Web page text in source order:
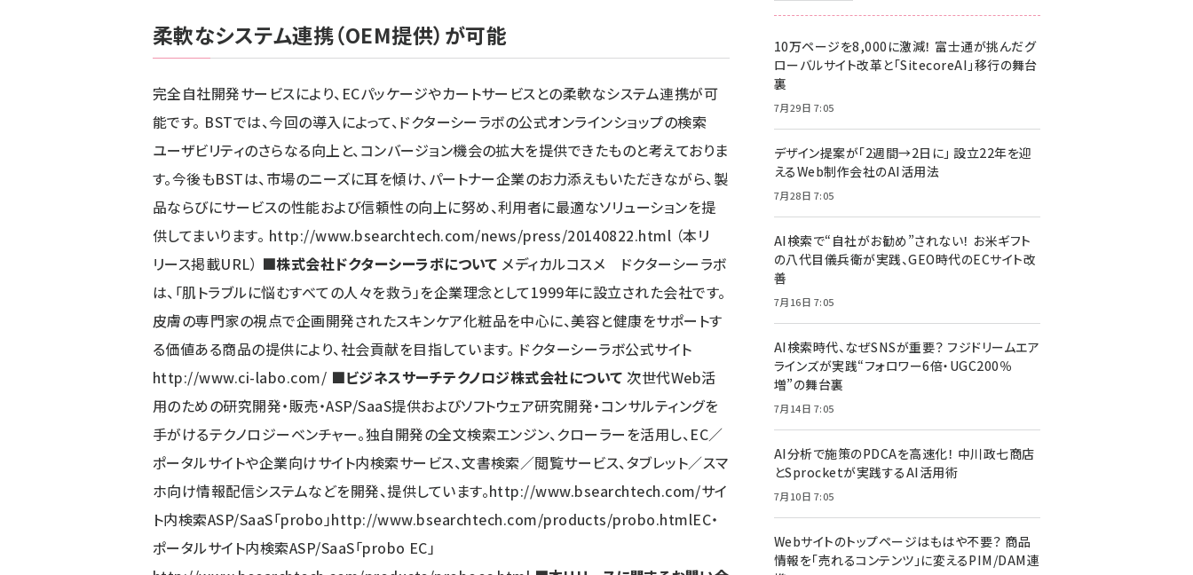
柔軟なシステム連携（OEM提供）が可能
完全自社開発サービスにより、ECパッケージやカートサービスとの柔軟なシステム連携が可
能です。 BSTでは、今回の導入によって、ドクターシーラボの公式オンラインショップの検索
ユーザビリティのさらなる向上と、コンバージョン機会の拡大を提供できたものと考えておりま
す。今後もBSTは、市場のニーズに耳を傾け、パートナー企業のお力添えもいただきながら、製
品ならびにサービスの性能および信頼性の向上に努め、利用者に最適なソリューションを提
供してまいります。 http://www.bsearchtech.com/news/press/20140822.html （本リ
リース掲載URL） ■株式会社ドクターシーラボについて メディカルコスメ ドクターシーラボ
は、「肌トラブルに悩むすべての人々を救う」を企業理念として1999年に設立された会社です。
皮膚の専門家の視点で企画開発されたスキンケア化粧品を中心に、美容と健康をサポートす
る価値ある商品の提供により、社会貢献を目指しています。 ドクターシーラボ公式サイト
http://www.ci-labo.com/ ■ビジネスサーチテクノロジ株式会社について 次世代Web活
用のための研究開発・販売・ASP/SaaS提供およびソフトウェア研究開発・コンサルティングを
手がけるテクノロジーベンチャー。独自開発の全文検索エンジン、クローラーを活用し、EC／
ポータルサイトや企業向けサイト内検索サービス、文書検索／閲覧サービス、タブレット／スマ
ホ向け情報配信システムなどを開発、提供しています。http://www.bsearchtech.com/サイ
ト内検索ASP/SaaS「probo」http://www.bsearchtech.com/products/probo.htmlEC・
ポータルサイト内検索ASP/SaaS「probo EC」
10万ページを8,000に激減！ 富士通が挑んだグ
ローバルサイト改革と「SitecoreAI」移行の舞台
裏
7月29日 7:05
デザイン提案が「2週間→2日に」 設立22年を迎
えるWeb制作会社のAI活用法
7月28日 7:05
AI検索で“自社がお勧め”されない！ お米ギフト
の八代目儀兵衛が実践、GEO時代のECサイト改
善
7月16日 7:05
AI検索時代、なぜSNSが重要？ フジドリームエア
ラインズが実践“フォロワー6倍・UGC200％
増”の舞台裏
7月14日 7:05
AI分析で施策のPDCAを高速化！ 中川政七商店
とSprocketが実践するAI活用術
7月10日 7:05
Webサイトのトップページはもはや不要？ 商品
情報を「売れるコンテンツ」に変えるPIM/DAM連